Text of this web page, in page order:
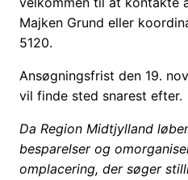
Majken Grund eller
5120.
Ansøgningsfrist den 19.
vil finde sted snarest efter.
Da Region Midtjylland
besparelser og
omplacering, der søger